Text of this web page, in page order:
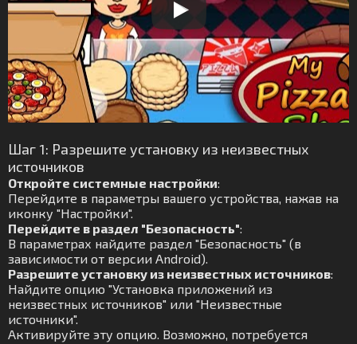
Шаг 1: Разрешите установку из неизвестных
источников
Откройте системные настройки:
Перейдите в параметры вашего устройства, нажав на
иконку "Настройки".
Перейдите в раздел "Безопасность":
В параметрах найдите раздел "Безопасность" (в
зависимости от версии Android).
Разрешите установку из неизвестных источников:
Найдите опцию "Установка приложений из
неизвестных источников" или "Неизвестные
источники".
Активируйте эту опцию. Возможно, потребуется